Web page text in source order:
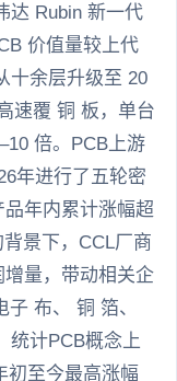
达 Rubin 新一代
价值量较上代
十余层升级至 20
速覆 铜 板，单台
倍。PCB上游
年进行了五轮密
年内累计涨幅超
景下，CCL厂商
量，带动相关企
布、 铜 箔、
统计PCB概念上
初至今最高涨幅